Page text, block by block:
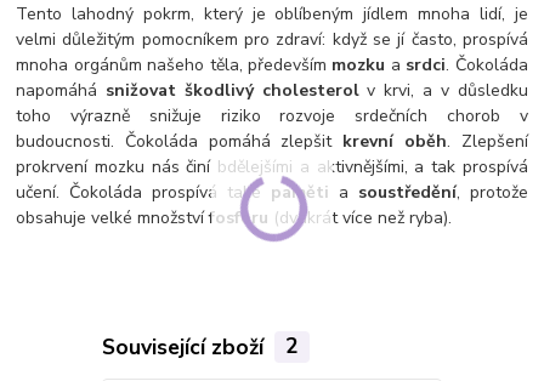
Tento lahodný pokrm, který je oblíbeným jídlem mnoha lidí, je
velmi důležitým pomocníkem pro zdraví: když se jí často, prospívá
mnoha orgánům našeho těla, především mozku a srdci. Čokoláda
napomáhá snižovat škodlivý cholesterolv krvi, a v důsledku
toho výrazně snižuje riziko rozvoje srdečních chorob v
budoucnosti. Čokoláda pomáhá zlepšit krevní oběh. Zlepšení
prokrvení mozku nás činí bdělejšími a aktivnějšími, a tak prospívá
učení. Čokoláda prospívá také paměti a soustředění, protože
obsahuje velké množstvífosforu (dvakrát více než ryba).
Související zboží 2